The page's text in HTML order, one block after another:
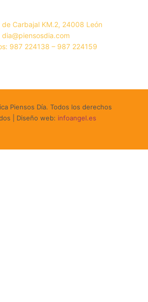
de Carbajal KM.2, 24008 León
dia@piensosdia.com
987 224138 – 987 224159
Piensos Día. Todos los derechos
| Diseño web: infoangel.es